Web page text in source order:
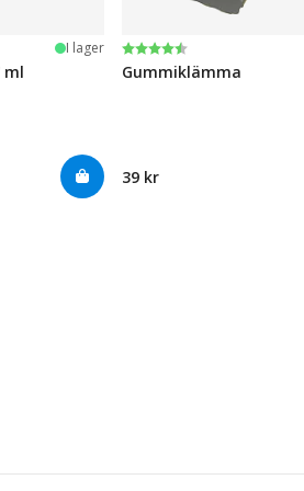
I lager
ml
Betyg:
4.6 utav 5 stjärnor
Gummiklämma
39 kr